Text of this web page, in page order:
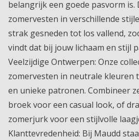
belangrijk een goede pasvorm is.
zomervesten in verschillende
strak gesneden tot los vallend,
vindt dat bij jouw lichaam en stijl
Veelzijdige Ontwerpen: Onze
zomervesten in neutrale kleuren
en unieke patronen. Combineer
broek voor een casual look, of
zomerjurk voor een stijlvolle
Klanttevredenheid: Bij Maudd